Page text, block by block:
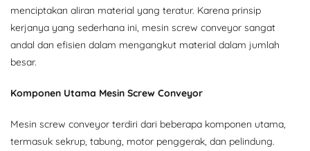
menciptakan aliran material yang teratur. Karena prinsip
kerjanya yang sederhana ini, mesin screw conveyor sangat
andal dan efisien dalam mengangkut material dalam jumlah
besar.
Komponen Utama Mesin Screw Conveyor
Mesin screw conveyor terdiri dari beberapa komponen utama,
termasuk sekrup, tabung, motor penggerak, dan pelindung.